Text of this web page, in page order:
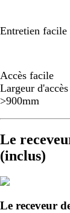
Entretien facile
Accès facile
Largeur d'accès
>900mm
Le
(inclus)
Le receveur